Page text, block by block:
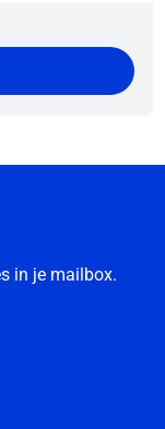
in je mailbox.